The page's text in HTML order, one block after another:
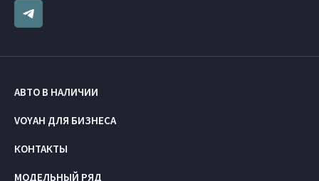
АВТО В НАЛИЧИИ
VOYAH ДЛЯ БИЗНЕСА
КОНТАКТЫ
МОДЕЛЬНЫЙ РЯД